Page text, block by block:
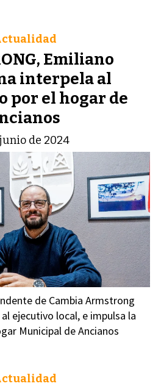
Emiliano
interpela al
por el hogar de
de 2024
de Cambia Armstrong
ejecutivo local, e impulsa la
Municipal de Ancianos